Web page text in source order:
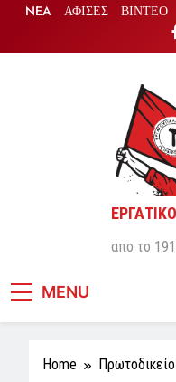
content
NEA ΑΦΙΣΕΣ ΒΙΝΤΕΟ
απο το
MENU
Home